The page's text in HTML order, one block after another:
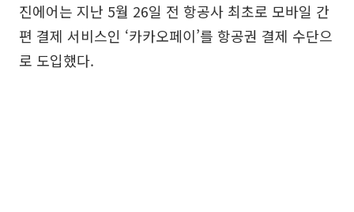
진에어는 지난 5월 26일 전 항공사 최초로 모바일 간
편 결제 서비스인 ‘카카오페이’를 항공권 결제 수단으
로 도입했다.